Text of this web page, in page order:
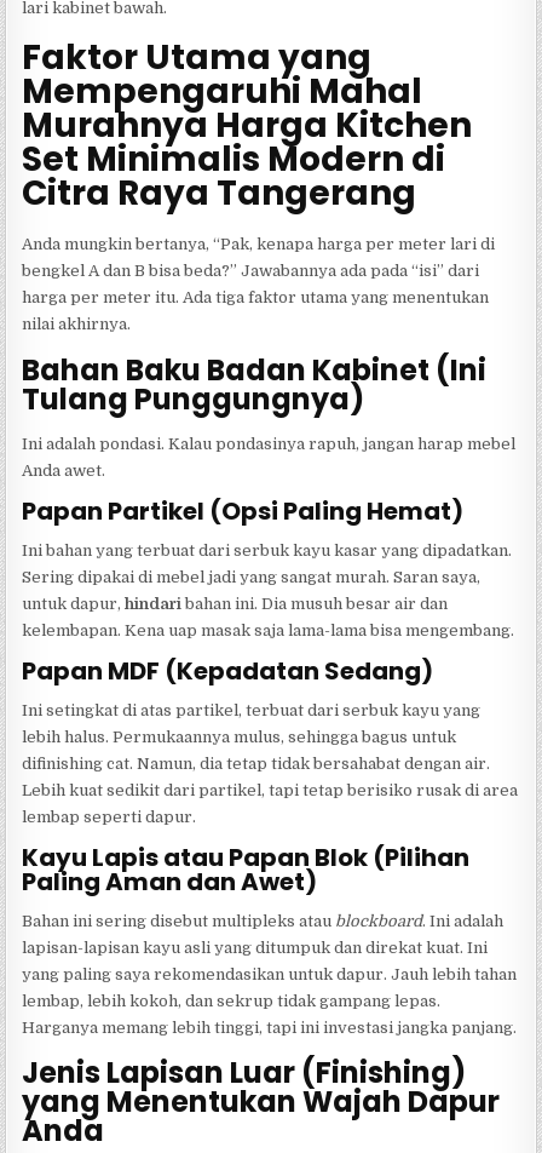
lari kabinet bawah.
Faktor Utama yang
Mempengaruhi Mahal
Murahnya Harga Kitchen
Set Minimalis Modern di
Citra Raya Tangerang
Anda mungkin bertanya, “Pak, kenapa harga per meter lari di
bengkel A dan B bisa beda?” Jawabannya ada pada “isi” dari
harga per meter itu. Ada tiga faktor utama yang menentukan
nilai akhirnya.
Bahan Baku Badan Kabinet (Ini
Tulang Punggungnya)
Ini adalah pondasi. Kalau pondasinya rapuh, jangan harap mebel
Anda awet.
Papan Partikel (Opsi Paling Hemat)
Ini bahan yang terbuat dari serbuk kayu kasar yang dipadatkan.
Sering dipakai di mebel jadi yang sangat murah. Saran saya,
untuk dapur,hindaribahan ini. Dia musuh besar air dan
kelembapan. Kena uap masak saja lama-lama bisa mengembang.
Papan MDF (Kepadatan Sedang)
Ini setingkat di atas partikel, terbuat dari serbuk kayu yang
lebih halus. Permukaannya mulus, sehingga bagus untuk
difinishing cat. Namun, dia tetap tidak bersahabat dengan air.
Lebih kuat sedikit dari partikel, tapi tetap berisiko rusak di area
lembap seperti dapur.
Kayu Lapis atau Papan Blok (Pilihan
Paling Aman dan Awet)
Bahan ini sering disebut multipleks atau blockboard. Ini adalah
lapisan-lapisan kayu asli yang ditumpuk dan direkat kuat. Ini
yang paling saya rekomendasikan untuk dapur. Jauh lebih tahan
lembap, lebih kokoh, dan sekrup tidak gampang lepas.
Harganya memang lebih tinggi, tapi ini investasi jangka panjang.
Jenis Lapisan Luar (Finishing)
yang Menentukan Wajah Dapur
Anda